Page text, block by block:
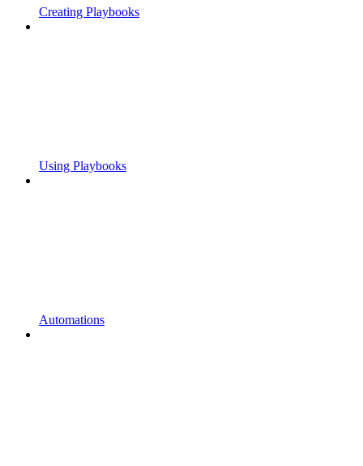
Creating Playbooks
Using Playbooks
Automations